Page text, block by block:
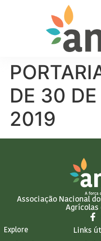
DE 30
2019
Associação Nacional
Agrícolas
Explore Links